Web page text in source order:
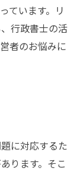
ています。リ
行政書士の活
者のお悩みに
に対応するた
ります。そこ